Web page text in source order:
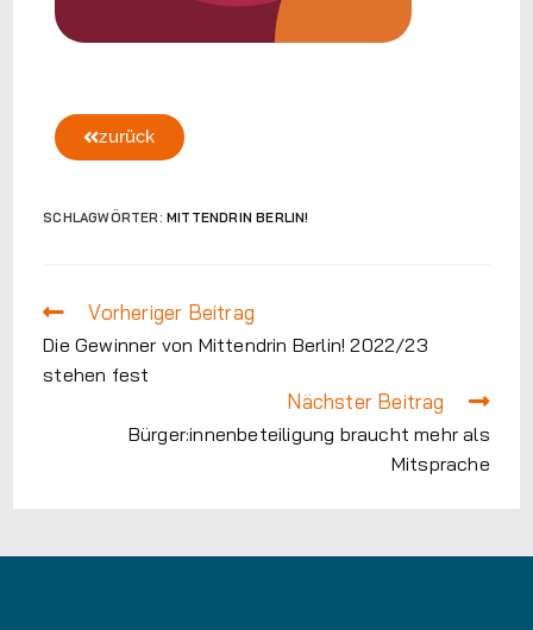
zurück
SCHLAGWÖRTER:MITTENDRIN BERLIN!
Vorheriger Beitrag
Die Gewinner von Mittendrin Berlin! 2022/23
stehen fest
Nächster Beitrag
Bürger:innenbeteiligung braucht mehr als
Mitsprache​